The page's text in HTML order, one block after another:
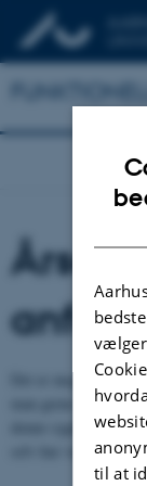
anfald
Det er meget
man gerne vil vide,
denne sygdom?
selv har været
vælger
til at